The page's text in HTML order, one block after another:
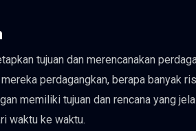
tujuan dan merencanakan
perdagangkan, berapa banyak
memiliki tujuan dan rencana yang
waktu ke waktu.